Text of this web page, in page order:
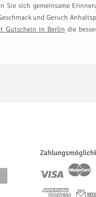
sich gemeinsame
und Geruch
Gutschein in Berlin die